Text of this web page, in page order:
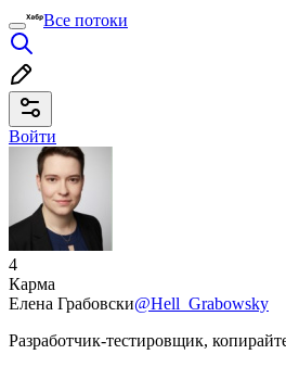
Все потоки
Войти
4
Карма
Елена Грабовски@Hell_Grabowsky
Разработчик-тестировщик,